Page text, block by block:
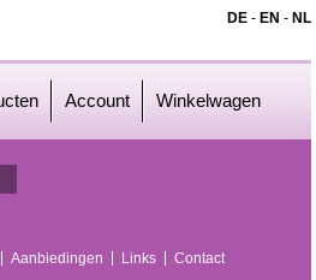
DE- EN - NL
Account Winkelwagen
Aanbiedingen Links Contact